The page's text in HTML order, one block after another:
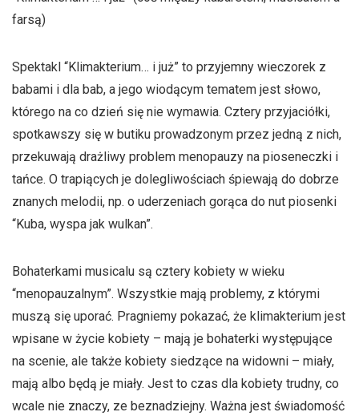
farsą)
Spektakl “Klimakterium… i już” to przyjemny wieczorek z
babami i dla bab, a jego wiodącym tematem jest słowo,
którego na co dzień się nie wymawia. Cztery przyjaciółki,
spotkawszy się w butiku prowadzonym przez jedną z nich,
przekuwają drażliwy problem menopauzy na pioseneczki i
tańce. O trapiących je dolegliwościach śpiewają do dobrze
znanych melodii, np. o uderzeniach gorąca do nut piosenki
“Kuba, wyspa jak wulkan”.
Bohaterkami musicalu są cztery kobiety w wieku
“menopauzalnym”. Wszystkie mają problemy, z którymi
muszą się uporać. Pragniemy pokazać, że klimakterium jest
wpisane w życie kobiety – mają je bohaterki występujące
na scenie, ale także kobiety siedzące na widowni – miały,
mają albo będą je miały. Jest to czas dla kobiety trudny, co
wcale nie znaczy, ze beznadziejny. Ważna jest świadomość